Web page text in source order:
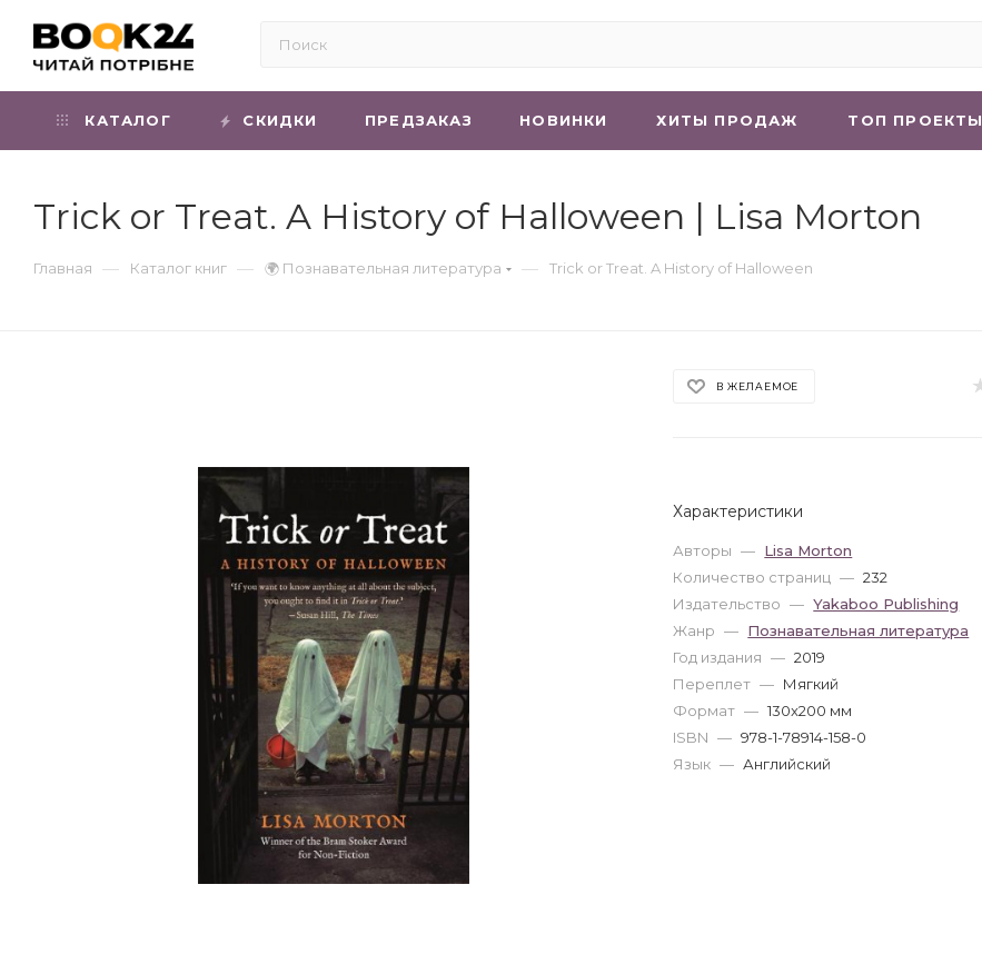
КАТАЛОГ СКИДКИ ПРЕДЗАКАЗ НОВИНКИ ХИТЫ ПРОДАЖ ТОП ПРОЕКТЫ
Trick or Treat. A History of Halloween | Lisa Morton
Главная — Каталог книг — 🌍 Познавательная литература — Trick or Treat. A History of Halloween
В ЖЕЛАЕМОЕ
Характеристики
Авторы — Lisa Morton
Количество страниц — 232
Издательство — Yakaboo Publishing
Жанр — Познавательная литература
Год издания — 2019
Переплет — Мягкий
Формат — 130x200 мм
ISBN — 978-1-78914-158-0
Язык — Английский